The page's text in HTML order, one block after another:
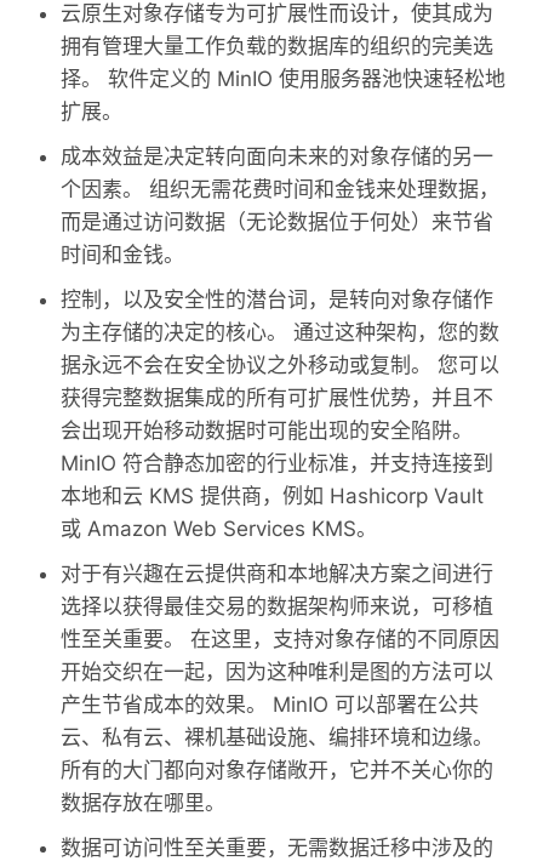
云原生对象存储专为可扩展性而设计，使其成为
拥有管理大量工作负载的数据库的组织的完美选
择。 软件定义的 MinIO 使用服务器池快速轻松地
扩展。
成本效益是决定转向面向未来的对象存储的另一
个因素。 组织无需花费时间和金钱来处理数据，
而是通过访问数据（无论数据位于何处）来节省
时间和金钱。
控制，以及安全性的潜台词，是转向对象存储作
为主存储的决定的核心。 通过这种架构，您的数
据永远不会在安全协议之外移动或复制。 您可以
获得完整数据集成的所有可扩展性优势，并且不
会出现开始移动数据时可能出现的安全陷阱。
MinIO 符合静态加密的行业标准，并支持连接到
本地和云 KMS 提供商，例如 Hashicorp Vault
或 Amazon Web Services KMS。
对于有兴趣在云提供商和本地解决方案之间进行
选择以获得最佳交易的数据架构师来说，可移植
性至关重要。 在这里，支持对象存储的不同原因
开始交织在一起，因为这种唯利是图的方法可以
产生节省成本的效果。 MinIO 可以部署在公共
云、私有云、裸机基础设施、编排环境和边缘。
所有的大门都向对象存储敞开，它并不关心你的
数据存放在哪里。
数据可访问性至关重要，无需数据迁移中涉及的